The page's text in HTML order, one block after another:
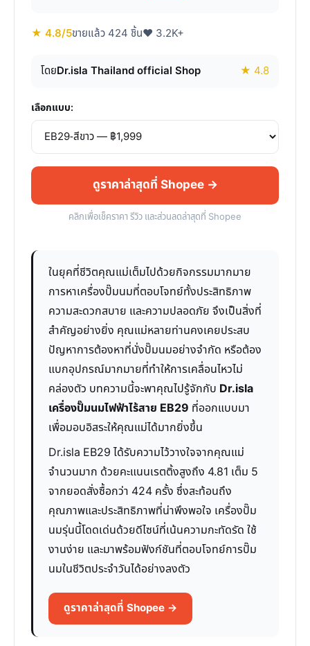
★ 4.8/5ขายแล้ว 424 ชิ้น♥ 3.2K+
โดยDr.isla Thailand official Shop ★ 4.8
เลือกแบบ:
ดูราคาล่าสุดที่ Shopee →
คลิกเพื่อเช็คราคา รีวิว และส่วนลดล่าสุดที่ Shopee
ในยุคที่ชีวิตคุณแม่เต็มไปด้วยกิจกรรมมากมาย
การหาเครื่องปั๊มนมที่ตอบโจทย์ทั้งประสิทธิภาพ
ความสะดวกสบาย และความปลอดภัย จึงเป็นสิ่งที่
สำคัญอย่างยิ่ง คุณแม่หลายท่านคงเคยประสบ
ปัญหาการต้องหาที่นั่งปั๊มนมอย่างจำกัด หรือต้อง
แบกอุปกรณ์มากมายที่ทำให้การเคลื่อนไหวไม่
คล่องตัว บทความนี้จะพาคุณไปรู้จักกับ Dr.isla
เครื่องปั๊มนมไฟฟ้าไร้สาย EB29 ที่ออกแบบมา
เพื่อมอบอิสระให้คุณแม่ได้มากยิ่งขึ้น
Dr.isla EB29 ได้รับความไว้วางใจจากคุณแม่
จำนวนมาก ด้วยคะแนนเรตติ้งสูงถึง 4.81 เต็ม 5
จากยอดสั่งซื้อกว่า 424 ครั้ง ซึ่งสะท้อนถึง
คุณภาพและประสิทธิภาพที่น่าพึงพอใจ เครื่องปั๊ม
นมรุ่นนี้โดดเด่นด้วยดีไซน์ที่เน้นความกะทัดรัด ใช้
งานง่าย และมาพร้อมฟังก์ชันที่ตอบโจทย์การปั๊ม
นมในชีวิตประจำวันได้อย่างลงตัว
ดูราคาล่าสุดที่ Shopee →